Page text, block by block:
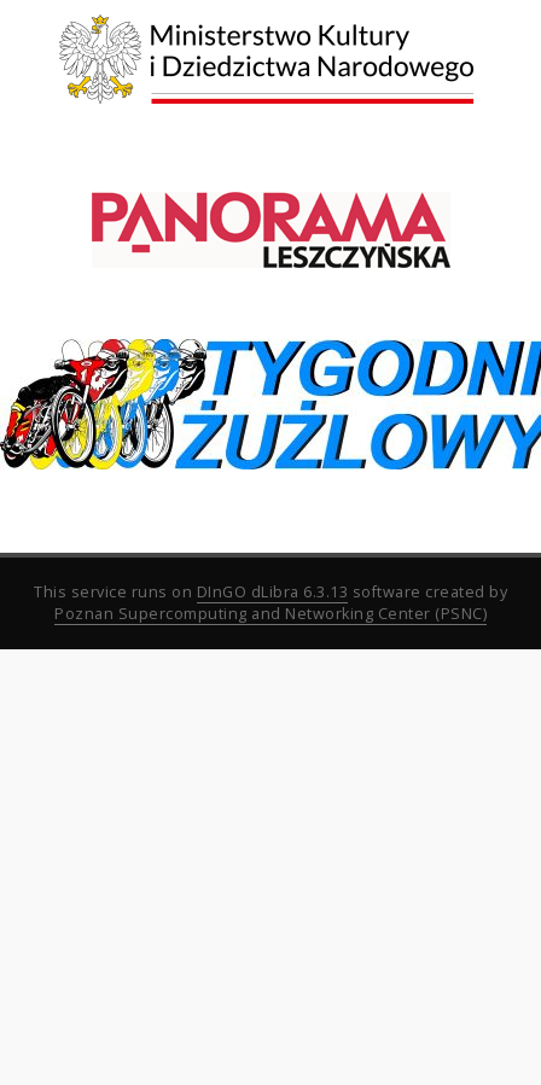
This service runs on DInGO dLibra 6.3.13 software created by
Poznan Supercomputing and Networking Center (PSNC)